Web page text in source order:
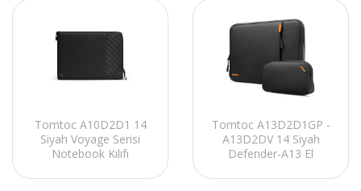
Tomtoc A10D2D1 14
Siyah Voyage Serisi
Notebook Kılıfı
Tomtoc A13D2D1GP -
A13D2DV 14 Siyah
Defender-A13 El
Kiti